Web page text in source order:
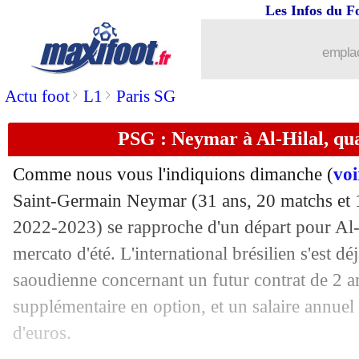
Actu foot> L1 > Paris SG
Les Infos du
PSG : Neymar à Al-Hilal,
Comme nous vous l'indiquions dimanche (
Saint-Germain Neymar (31 ans, 20 matchs
2022-2023) se rapproche d'un départ pour
mercato d'été. L'international brésilien s'est
saoudienne concernant un futur contrat de 2
supplémentaire en option, et un salaire
d'euros.
: Ekitike plait toujours au Milan
14/08 Besiktas: Oxlade-Chamberlain, ça
14/08 Chelsea: Liverpool a un accord pour
14/08 Lyon: Tagliafico pisté et tenté par
Italie : Spalletti ciblé pour l'après-
14/08 PSG : Neymar, visite médicale avec
14/08 Nantes